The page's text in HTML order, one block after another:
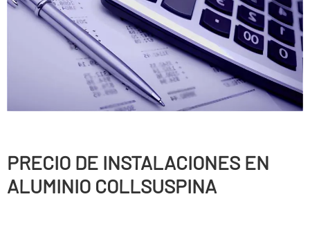
PRECIO DE INSTALACIONES EN
ALUMINIO COLLSUSPINA